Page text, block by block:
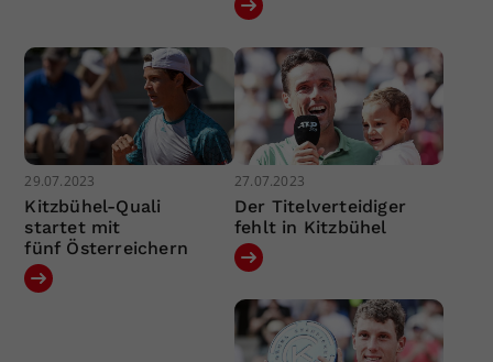
29.07.2023
Kitzbühel-Quali
startet mit
fünf Österreichern
27.07.2023
Der Titelverteidiger
fehlt in Kitzbühel